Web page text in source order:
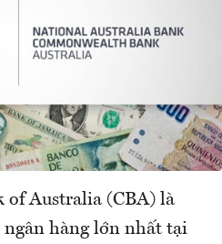
of Australia (CBA) là
hàng lớn nhất tại